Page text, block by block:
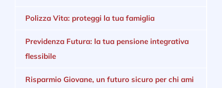
Polizza Vita: proteggi la tua famiglia
Previdenza Futura: la tua pensione integrativa
flessibile
Risparmio Giovane, un futuro sicuro per chi ami